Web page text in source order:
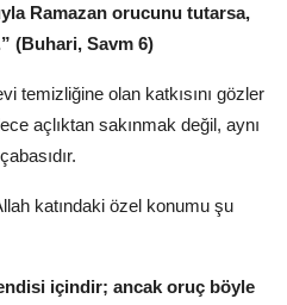
Ramazan orucunu tutarsa,
(Buhari, Savm 6)
temizliğine olan katkısını gözler
açlıktan sakınmak değil, aynı
katındaki özel konumu şu
içindir; ancak oruç böyle